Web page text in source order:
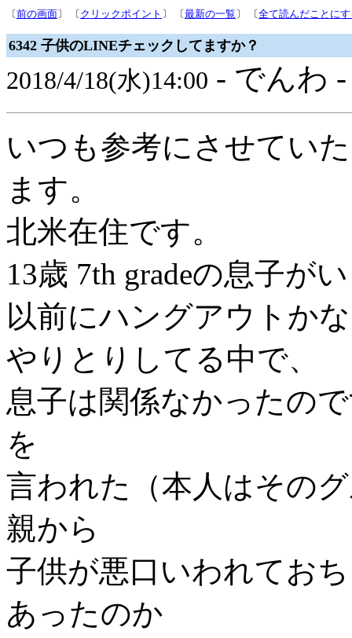
〔前の画面〕 〔 クリックポイント 〕 〔最新の一覧 〕 〔全て読んだことに
6342 子供のLINEチェックしてますか？
2018/4/18(水)14:00 - でんわ
いつも参考にさせてい
ます。
北米在住です。
13歳 7th gradeの息子が
以前にハングアウトか
やりとりしてる中で、
息子は関係なかったの
を
言われた（本人はその
親から
子供が悪口いわれてお
あったのか